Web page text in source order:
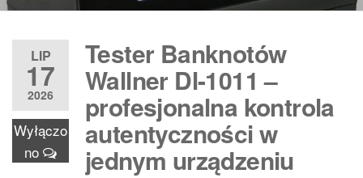
LIP
17
2026
Wyłączo
no
Tester Banknotów
Wallner Dl-1011 –
profesjonalna kontrola
autentyczności w
jednym urządzeniu